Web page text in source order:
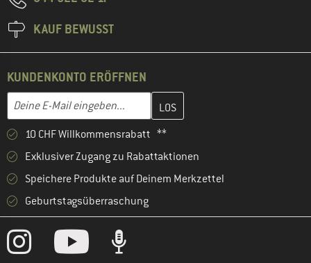
KAUF BEWUSST
KUNDENKONTO ERÖFFNEN
E-Mail-Adresse
Gib hier deine E-Mail-Adresse ein und erstelle im nächsten
10 CHF Willkommensrabatt **
Exklusiver Zugang zu Rabattaktionen
Speichere Produkte auf Deinem Merkzettel
Geburtstagsüberraschung